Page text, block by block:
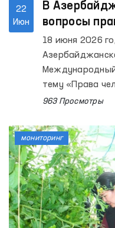
22
Июн
В
вопросы
18 июня 2026
тему «Права
интеллекта:
963 Просмотры
мониторинг